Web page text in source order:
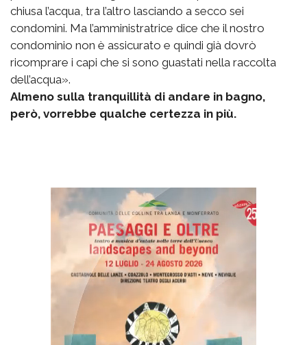
chiusa l’acqua, tra l’altro lasciando a secco sei
condomini. Ma l’amministratrice dice che il nostro
condominio non è assicurato e quindi già dovrò
ricomprare i capi che si sono guastati nella raccolta
dell’acqua».
Almeno sulla tranquillità di andare in bagno,
però, vorrebbe qualche certezza in più.